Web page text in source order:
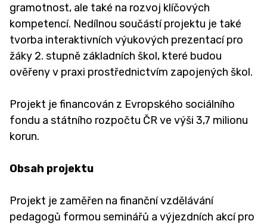
ŠKOLNÍ PORADENSKÉ PRACOVIŠTĚ ↓
Sociální pedagog
Školní koordinátor podpory nadání
Školní metodici prevence
Školní psycholožka
DRUŽINA A ŠKOLNÍ KLUB ↓
gramotnost, ale také na rozvoj klíčových
kompetencí. Nedílnou součástí projektu je také
tvorba interaktivních výukových prezentací pro
žáky 2. stupně základních škol, které budou
ověřeny v praxi prostřednictvím zapojených škol.
Projekt je financován z Evropského sociálního
fondu a státního rozpočtu ČR ve výši 3,7 milionu
korun.
Obsah projektu
Projekt je zaměřen na finanční vzdělávání
pedagogů formou seminářů a výjezdních akcí pro